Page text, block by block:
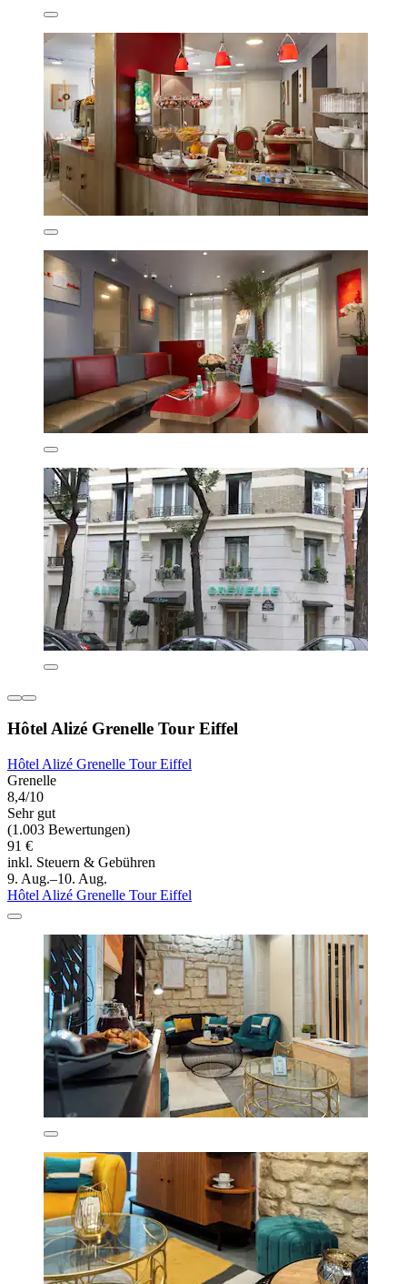
Hôtel Alizé Grenelle Tour Eiffel
Hôtel Alizé Grenelle Tour Eiffel
Grenelle
8,4/10
Sehr gut
(1.003 Bewertungen)
91 €
inkl. Steuern & Gebühren
9. Aug.–10. Aug.
Hôtel Alizé Grenelle Tour Eiffel